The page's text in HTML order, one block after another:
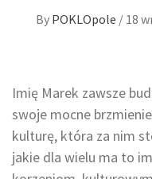
By POKLOpole / 18
Imię Marek zawsze
swoje mocne
kulturę, która za nim
jakie dla wielu ma to